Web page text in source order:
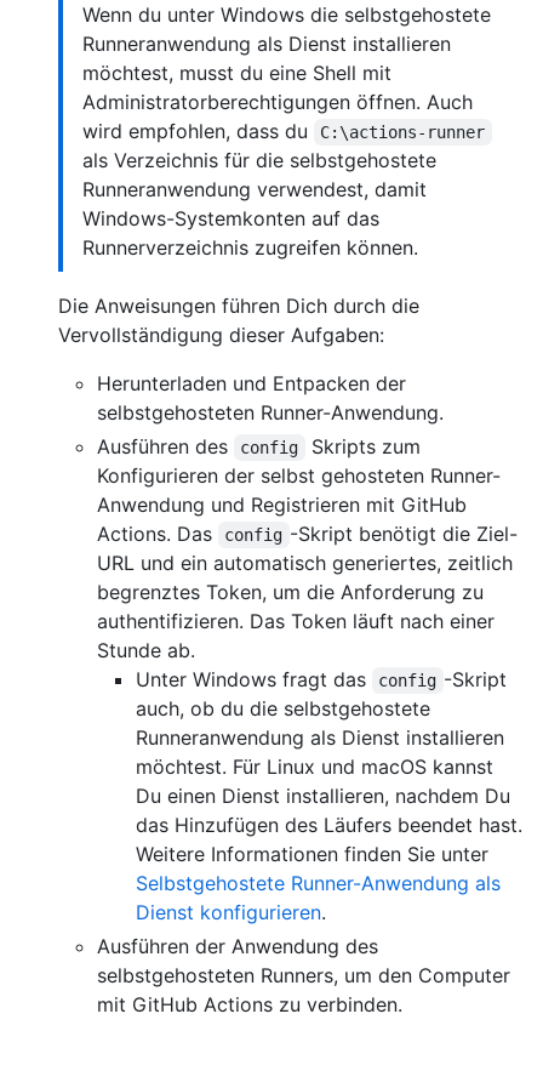
Wenn du unter Windows die selbstgehostete
Runneranwendung als Dienst installieren
möchtest, musst du eine Shell mit
Administratorberechtigungen öffnen. Auch
wird empfohlen, dass du
C:\actions-runner
als Verzeichnis für die selbstgehostete
Runneranwendung verwendest, damit
Windows-Systemkonten auf das
Runnerverzeichnis zugreifen können.
Die Anweisungen führen Dich durch die
Vervollständigung dieser Aufgaben:
Herunterladen und Entpacken der
selbstgehosteten Runner-Anwendung.
Ausführen des
config
Skripts zum
Konfigurieren der selbst gehosteten Runner-
Anwendung und Registrieren mit GitHub
Actions. Das
config -Skript benötigt die Ziel-
URL und ein automatisch generiertes, zeitlich
begrenztes Token, um die Anforderung zu
authentifizieren. Das Token läuft nach einer
Stunde ab.
Unter Windows fragt das
config -Skript
auch, ob du die selbstgehostete
Runneranwendung als Dienst installieren
möchtest. Für Linux und macOS kannst
Du einen Dienst installieren, nachdem Du
das Hinzufügen des Läufers beendet hast.
Weitere Informationen finden Sie unter
Selbstgehostete Runner-Anwendung als
Dienst konfigurieren.
Ausführen der Anwendung des
selbstgehosteten Runners, um den Computer
mit GitHub Actions zu verbinden.